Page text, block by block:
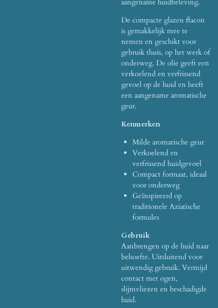
aangename huidbeleving.
De compacte glazen flacon
is gemakkelijk mee te
nemen en geschikt voor
gebruik thuis, op het werk of
onderweg. De olie geeft een
verkoelend en verfrissend
gevoel op de huid en heeft
een aangename aromatische
geur.
Kenmerken
Milde aromatische geur
Verkoelend en
verfrissend huidgevoel
Compact formaat, ideaal
voor onderweg
Geïnspireerd op
traditionele Aziatische
formules
Gebruik
Aanbrengen op de huid naar
behoefte. Uitsluitend voor
uitwendig gebruik. Vermijd
contact met ogen,
slijmvliezen en beschadigde
huid.